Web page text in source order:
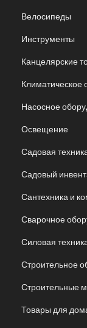
Велосипеды
Инструменты
Канцелярские
Климатическое
Насосное
Освещение
Садовая
Садовый
Сантехника и
Сварочное
Силовая
Строительное
Строительные
Товары для